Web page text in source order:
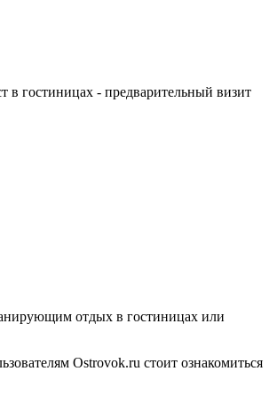
в гостиницах - предварительный визит
отдых в гостиницах или
Ostrovok.ru стоит ознакомиться